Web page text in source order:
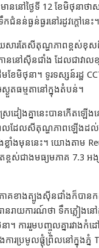
ាននៅថ្ងៃទី 12 ខែមិថុន
ជំនន់ធ្ងន់ធ្ងរនៅរដូវក្តៅនេះ។
ារតែសីតុណ្ហភាពខ្ពស់ខុសពី
ាកាននៅស៊ីនជាំង ដែលជា
ើមខែមិថុនា។ ទូរទស្សន៍រដ្ឋ
តធម្មតានៅក្នុងតំបន់។
ៀងគ្នានេះបានកើតឡើងន
លដែលសីតុណ្ហភាពឡើងដ
លាំងមុននេះ។ យោងតាម
ខ្ពស់ជាងមធ្យមភាគ 7.3 អ
ខាងត្បូងស៊ីនជាំងក៏បានកត់
នរាយការណ៍ថា ទឹកភ្លៀងន
។ ការរួមបញ្ចូលគ្នារវាងកំ
ការប្រមូលផ្តុំព្រិលនៅក្នុង